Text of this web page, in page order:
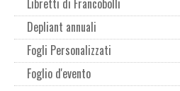
Libretti di Francobolli
Depliant annuali
Fogli Personalizzati
Foglio d'evento